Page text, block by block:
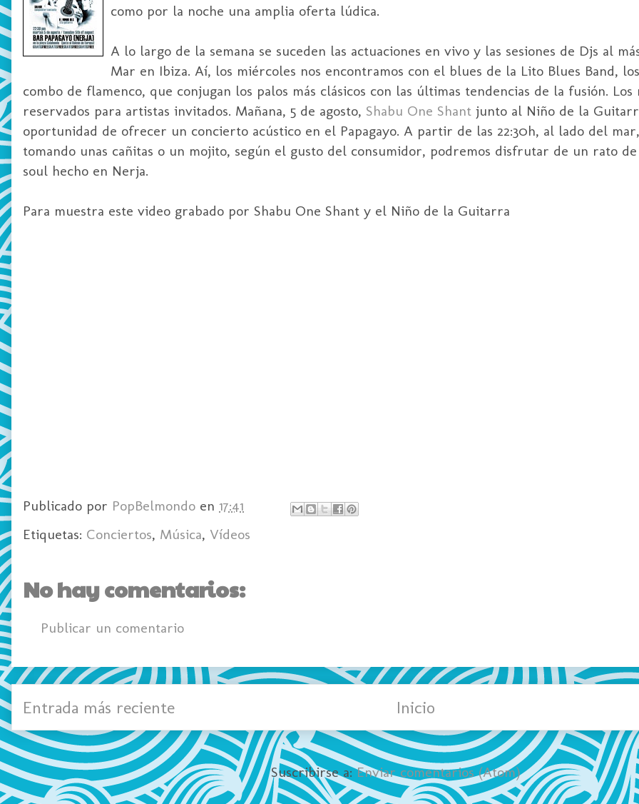
como por la noche una amplia oferta lúdica.
A lo largo de la semana se suceden las actuaciones en vivo y las sesiones de Djs al
Mar en Ibiza. Aí, los miércoles nos encontramos con el blues de la Lito Blues Band,
combo de flamenco, que conjugan los palos más clásicos con las últimas tendencias de la fusión. Los
reservados para artistas invitados. Mañana, 5 de agosto, Shabu One Shant junto al Niño de la
oportunidad de ofrecer un concierto acústico en el Papagayo. A partir de las 22:30h, al lado del
tomando unas cañitas o un mojito, según el gusto del consumidor, podremos disfrutar de un rato
soul hecho en Nerja.
Para muestra este video grabado por Shabu One Shant y el Niño de la Guitarra
Publicado por PopBelmondo en 17:41
Etiquetas: Conciertos, Música, Vídeos
No hay comentarios:
Publicar un comentario
Entrada más reciente Inicio
Suscribirse a:Enviar comentarios (Atom)